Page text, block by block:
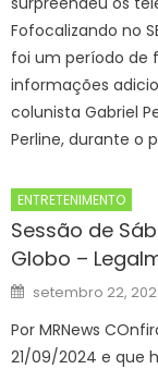
Fofocalizando no
foi um período de
informações
colunista Gabriel
Perline, durante o
ENTRETENIMENTO
Sessão de
Globo –
Posted
on
setembro 22,
Por MRNews
21/09/2024 e que